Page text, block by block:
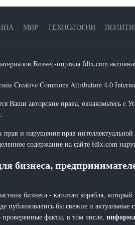
МИР ТЕХНОЛОГИИ
Бизнес-портала fdlx.com
Creative Commons Attribution 4.0
Ваши авторские права, ознакомьтесь с
.
и нарушения прав
содержание на сайте fdlx.com
бизнеса,
бизнеса - капитан корабля,
публиковались бы свежие и актуальные
проверенные факты, в том числе,